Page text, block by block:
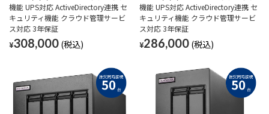
機能 UPS対応 ActiveDirectory連携 セ
キュリティ機能 クラウド管理サービ
ス対応 3年保証
¥308,000
機能 UPS対応 ActiveDirectory連携 セ
キュリティ機能 クラウド管理サービ
ス対応 3年保証
¥286,000